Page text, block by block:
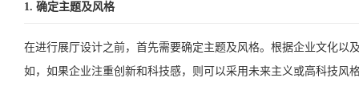
1. 确定主题及风格
在进行展厅设计之前，首先需要确定主题及风格。根据企业文化
如，如果企业注重创新和科技感，则可以采用未来主义或高科技风